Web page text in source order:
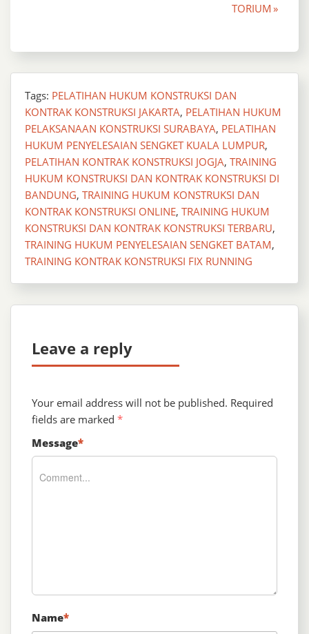
TORIUM »
Tags: PELATIHAN HUKUM KONSTRUKSI DAN
KONTRAK KONSTRUKSI JAKARTA, PELATIHAN HUKUM
PELAKSANAAN KONSTRUKSI SURABAYA, PELATIHAN
HUKUM PENYELESAIAN SENGKET KUALA LUMPUR,
PELATIHAN KONTRAK KONSTRUKSI JOGJA, TRAINING
HUKUM KONSTRUKSI DAN KONTRAK KONSTRUKSI DI
BANDUNG, TRAINING HUKUM KONSTRUKSI DAN
KONTRAK KONSTRUKSI ONLINE, TRAINING HUKUM
KONSTRUKSI DAN KONTRAK KONSTRUKSI TERBARU,
TRAINING HUKUM PENYELESAIAN SENGKET BATAM,
TRAINING KONTRAK KONSTRUKSI FIX RUNNING
Leave a reply
Your email address will not be published. Required
fields are marked *
Message*
Name*